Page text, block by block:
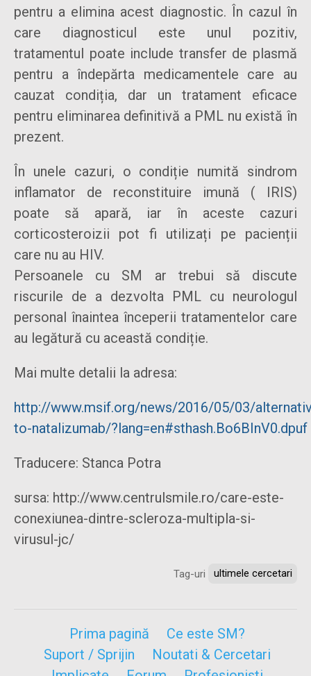
pentru a elimina acest diagnostic. În cazul în
care diagnosticul este unul pozitiv,
tratamentul poate include transfer de plasmă
pentru a îndepărta medicamentele care au
cauzat condiția, dar un tratament eficace
pentru eliminarea definitivă a PML nu există în
prezent.
În unele cazuri, o condiție numită sindrom
inflamator de reconstituire imună ( IRIS)
poate să apară, iar în aceste cazuri
corticosteroizii pot fi utilizați pe pacienții
care nu au HIV.
Persoanele cu SM ar trebui să discute
riscurile de a dezvolta PML cu neurologul
personal înaintea începerii tratamentelor care
au legătură cu această condiție.
Mai multe detalii la adresa:
http://www.msif.org/news/2016/05/03/
to-natalizumab/?lang=en#sthash.Bo6BInV0.dpuf
Traducere: Stanca Potra
sursa: http://www.centrulsmile.ro/care-este-
conexiunea-dintre-scleroza-multipla-si-
virusul-jc/
Tag-uri ultimele cercetari
Prima pagină
Ce este SM?
Suport / Sprijin
Noutati & Cercetari